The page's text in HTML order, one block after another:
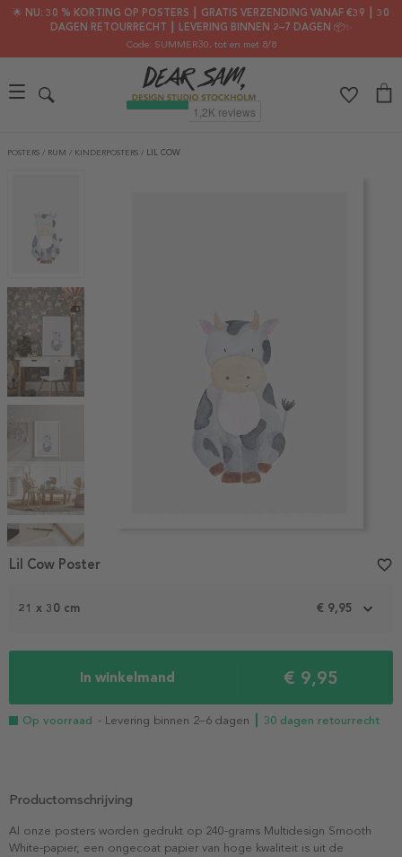
🌟 NU: 30 % KORTING OP POSTERS ┃ GRATIS VERZENDING VANAF €39 ┃ 30
DAGEN RETOURRECHT ┃ LEVERING BINNEN 2–7 DAGEN 📦✨
Code: SUMMER30, tot en met 8/8
POSTERS / RUM / KINDERPOSTERS / LIL COW
1
21 x 30 cm € 9,95
In winkelmand € 9,95
Op voorraad - Levering binnen 2–6 dagen ┃ 30 dagen retourrecht
Lil Cow Poster favorite_border
Productomschrijving
Al onze posters worden gedrukt op 240-grams Multidesign Smooth
White-papier, een ongecoat papier van hoge kwaliteit is uit de